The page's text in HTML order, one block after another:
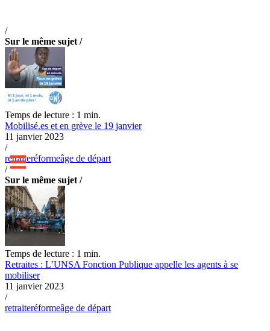
/
Sur le même sujet /
Temps de lecture : 1 min.
Mobilisé.es et en grève le 19 janvier
11 janvier 2023
/
retraiteréformeâge de départ
/
Sur le même sujet /
Temps de lecture : 1 min.
Retraites : L’UNSA Fonction Publique appelle les agents à se
mobiliser
11 janvier 2023
/
retraiteréformeâge de départ